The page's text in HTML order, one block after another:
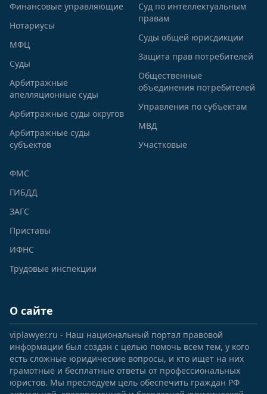
Финансовые управляющие
Нотариусы
МФЦ
Суды
Арбитражные
апелляционные суды
Арбитражные суды округов
Арбитражные суды
субъектов
Суд по интеллектуальным
правам
Суды общей юрисдикции
Защита прав потребителей
Общественные
объединения потребителей
Управления по субъектам
МВД
Участковые
ФМС
ГИБДД
ЗАГС
Приставы
ИФНС
Трудовые инспекции
О сайте
viplawyer.ru - Наш национальный портал правовой
информации был создан с целью помочь всем тем, у кого
есть сложные юридические вопросы, и кто ищет на них
грамотные и бесплатные ответы от профессиональных
юристов. Мы преследуем цель обеспечить граждан РФ